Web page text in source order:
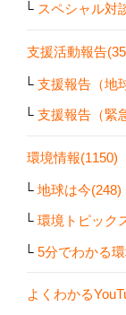
スペシャル対
支援活動報告
支援報告（地
支援報告（緊
環境情報(1150)
地球は今(248)
環境トピック
5分でわかる
よくわかる